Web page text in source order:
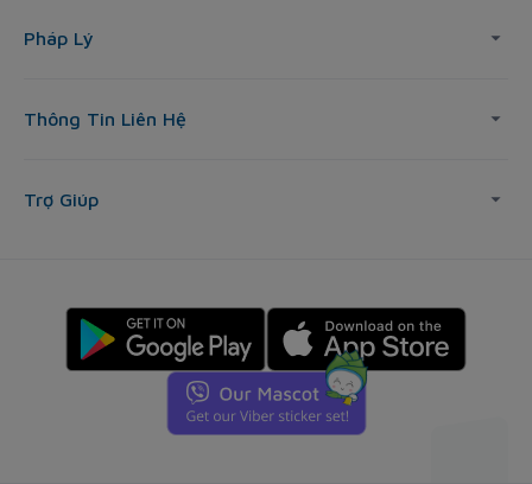
Pháp Lý
Thông Tin Liên Hệ
Trợ Giúp